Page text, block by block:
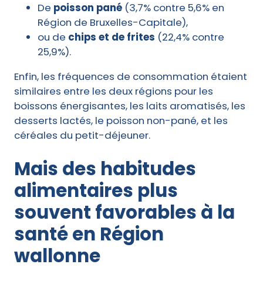
De poisson pané (3,7% contre 5,6% en
Région de Bruxelles-Capitale),
ou de chips et de frites (22,4% contre
25,9%).
Enfin, les fréquences de consommation étaient
similaires entre les deux régions pour les
boissons énergisantes, les laits aromatisés, les
desserts lactés, le poisson non-pané, et les
céréales du petit-déjeuner.
Mais des habitudes
alimentaires plus
souvent favorables à la
santé en Région
wallonne